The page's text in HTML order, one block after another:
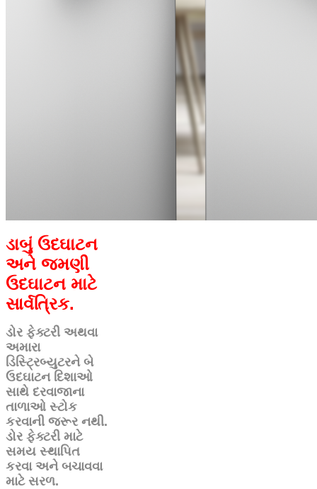
ડાબું ઉદઘાટન
અને જમણી
ઉદઘાટન માટે
સાર્વત્રિક.
ડોર ફેક્ટરી અથવા
અમારા
ડિસ્ટ્રિબ્યુટરને બે
ઉદઘાટન દિશાઓ
સાથે દરવાજાના
તાળાઓ સ્ટોક
કરવાની જરૂર નથી.
ડોર ફેક્ટરી માટે
સમય સ્થાપિત
કરવા અને બચાવવા
માટે સરળ.